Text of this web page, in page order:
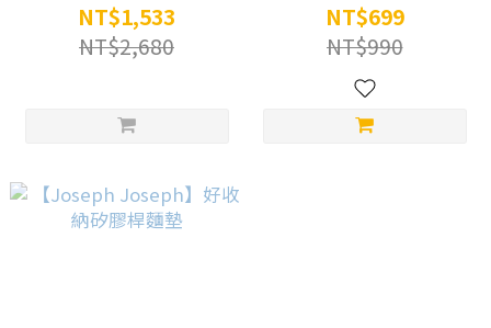
NT$1,533
NT$2,680
NT$699
NT$990